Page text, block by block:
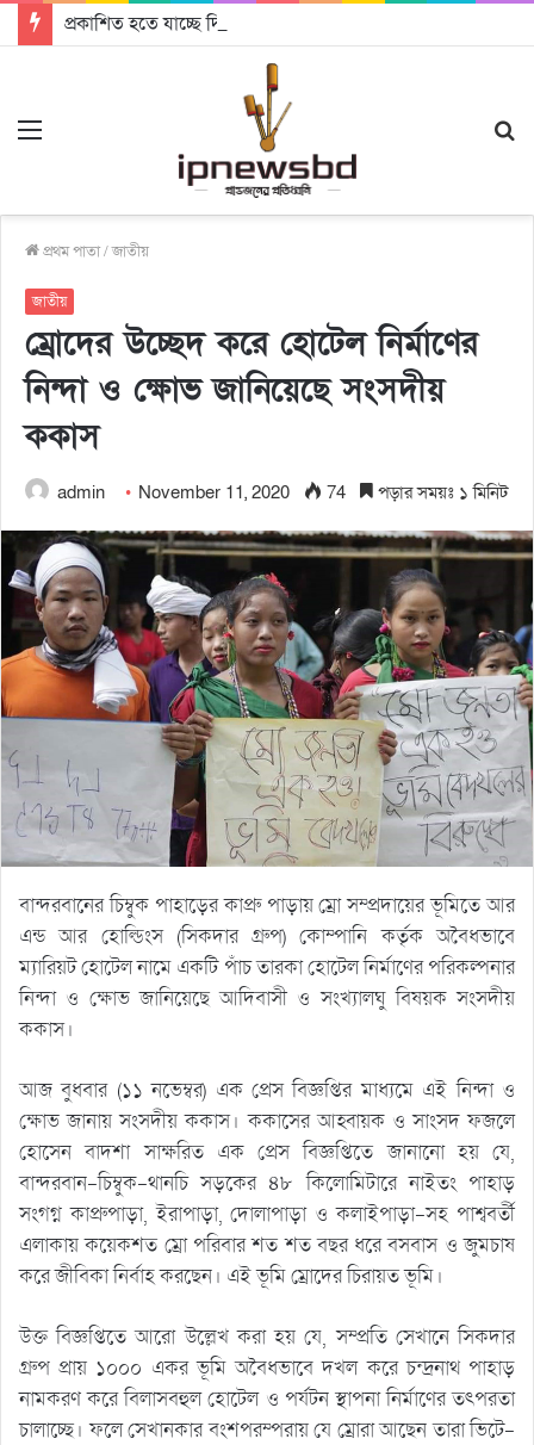
প্রকাশিত হতে যাচ্ছে দি রাবুগার নতুন গান ‘Baljanggi’
প্রথম পাতা/জাতীয়
জাতীয়
ম্রোদের উচ্ছেদ করে হোটেল নির্মাণের
নিন্দা ও ক্ষোভ জানিয়েছে সংসদীয়
ককাস
admin November 11, 2020 74 পড়ার সময়ঃ ১ মিনিট
বান্দরবানের চিম্বুক পাহাড়ের কাপ্রু পাড়ায় ম্রো সম্প্রদায়ের ভূমিতে আর
এন্ড আর হোল্ডিংস (সিকদার গ্রুপ) কোম্পানি কর্তৃক অবৈধভাবে
ম্যারিয়ট হোটেল নামে একটি পাঁচ তারকা হোটেল নির্মাণের পরিকল্পনার
নিন্দা ও ক্ষোভ জানিয়েছে আদিবাসী ও সংখ্যালঘু বিষয়ক সংসদীয়
ককাস।
আজ বুধবার (১১ নভেম্বর) এক প্রেস বিজ্ঞপ্তির মাধ্যমে এই নিন্দা ও
ক্ষোভ জানায় সংসদীয় ককাস। ককাসের আহ্বায়ক ও সাংসদ ফজলে
হোসেন বাদশা সাক্ষরিত এক প্রেস বিজ্ঞপ্তিতে জানানো হয় যে,
বান্দরবান-চিম্বুক-থানচি সড়কের ৪৮ কিলোমিটারে নাইতং পাহাড়
সংগগ্ন কাপ্রুপাড়া, ইরাপাড়া, দোলাপাড়া ও কলাইপাড়া-সহ পাশ্ববর্তী
এলাকায় কয়েকশত ম্রো পরিবার শত শত বছর ধরে বসবাস ও জুমচাষ
করে জীবিকা নির্বাহ করছেন। এই ভূমি ম্রোদের চিরায়ত ভূমি।
উক্ত বিজ্ঞপ্তিতে আরো উল্লেখ করা হয় যে, সম্প্রতি সেখানে সিকদার
গ্রুপ প্রায় ১০০০ একর ভূমি অবৈধভাবে দখল করে চন্দ্রনাথ পাহাড়
নামকরণ করে বিলাসবহুল হোটেল ও পর্যটন স্থাপনা নির্মাণের তৎপরতা
চালাচ্ছে। ফলে সেখানকার বংশপরম্পরায় যে ম্রোরা আছেন তারা ভিটে-